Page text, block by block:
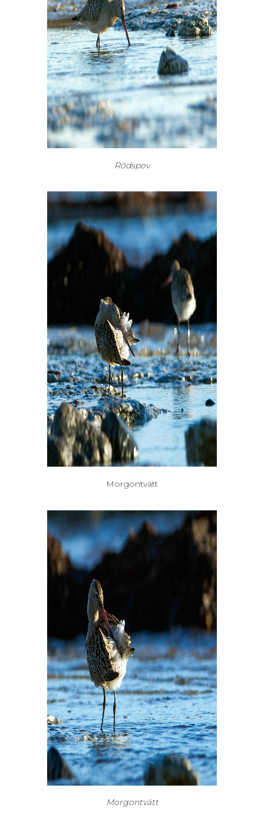
Rödspov
Morgontvätt
Morgontvätt